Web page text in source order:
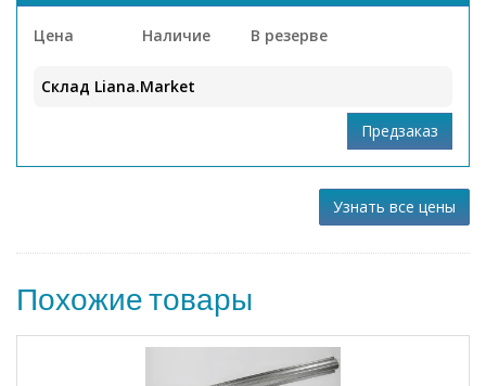
Цена Наличие В резерве
Склад Liana.Market
Узнать все цены
Похожие товары